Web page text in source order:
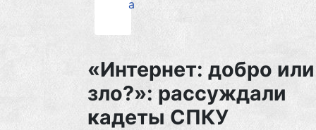
а
«Интернет: добро или
зло?»: рассуждали
кадеты СПКУ